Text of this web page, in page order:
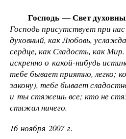
Господь —Свет
Господь присутствует при
духовный, как Любовь,
сердце, как Сладость, как
искренно о какой-нибудь
тебе бывает приятно, легко;
закону), тебе бывает
и ты стяжешь все; кто не
стяжал ничего.
16 ноября 2007 г.